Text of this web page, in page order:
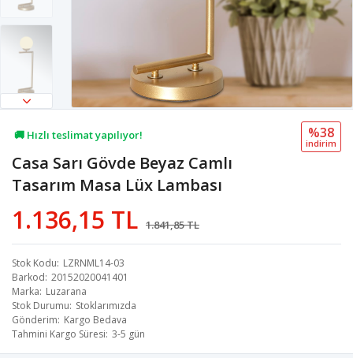
🚚 Hızlı teslimat yapılıyor!
💖 31,3B kişi favoriledi!
💸 Sepette 100 TL indirim!
Casa Sarı Gövde Beyaz Camlı
Tasarım Masa Lüx Lambası
1.136,15 TL 1.841,85 TL
%38
i̇ndi̇ri̇m
Stok Kodu LZRNML14-03
Barkod 20152020041401
Marka Luzarana
Stok Durumu Stoklarımızda
Gönderim Kargo Bedava
Tahmini Kargo Süresi 3-5 gün